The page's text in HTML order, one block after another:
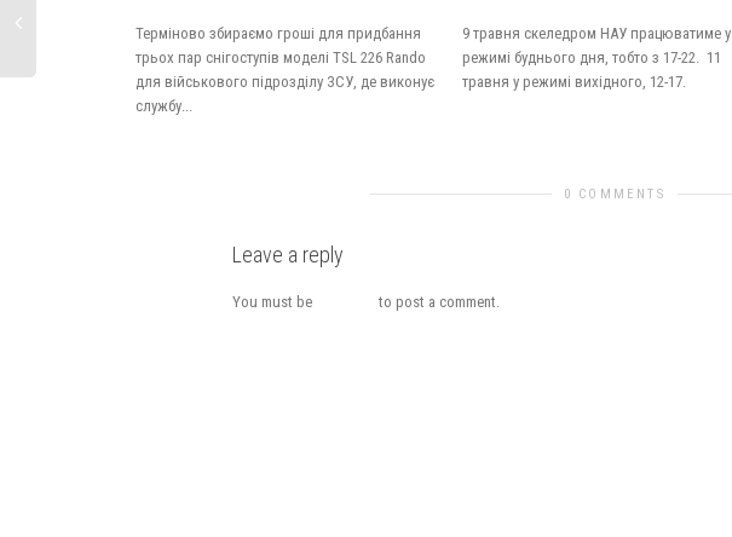
Терміново збираємо гроші для придбання
трьох пар снігоступів моделі TSL 226 Rando
для військового підрозділу ЗСУ, де виконує
службу...
9 травня скеледром НАУ працюватиме у
режимі буднього дня, тобто з 17-22. 11
травня у режимі вихідного, 12-17.
0 COMMENTS
Leave a reply
You must be to post a comment.